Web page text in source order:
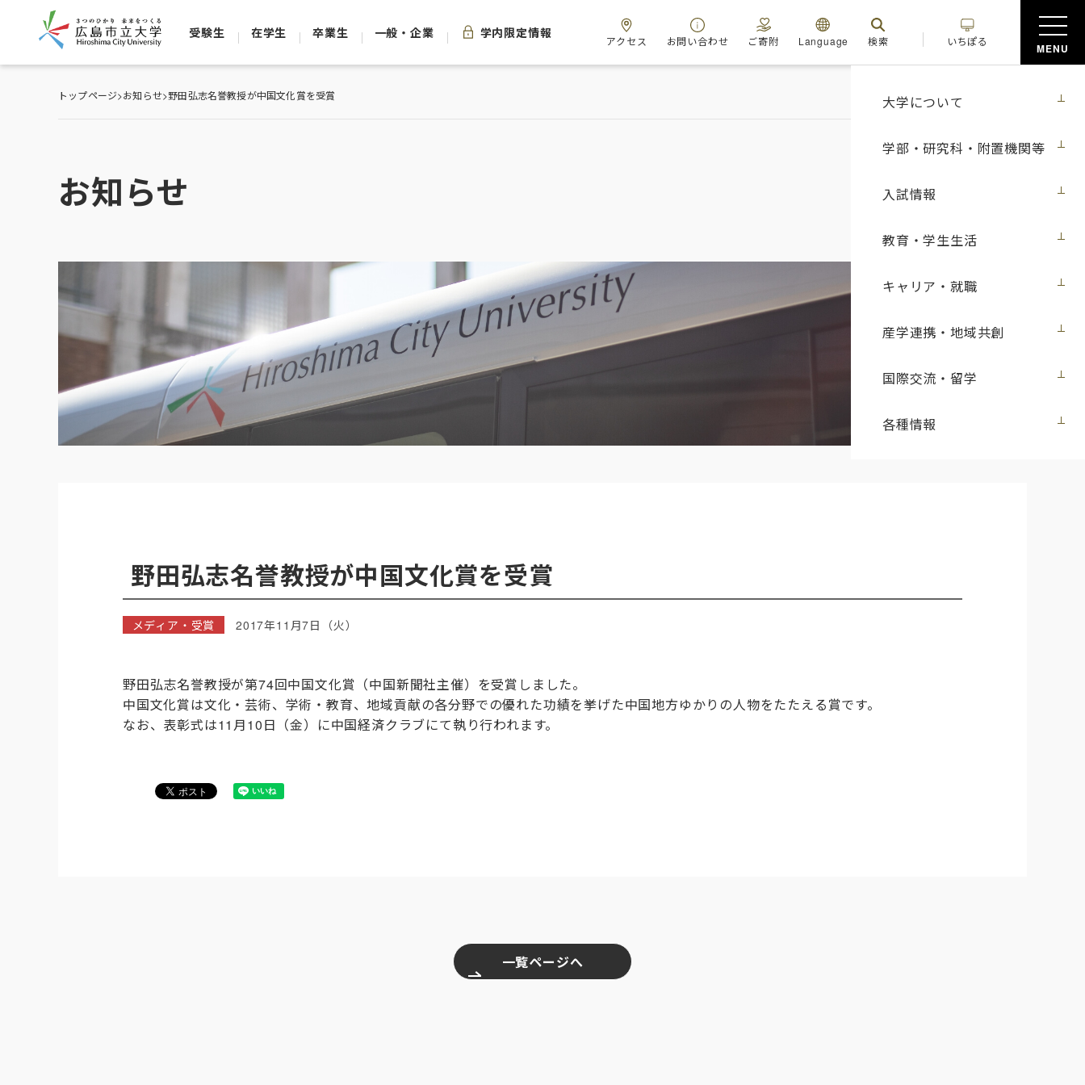
大学について
学部・研究科・附置機関等
入試情報
教育・学生生活
キャリア・就職
産学連携・地域共創
国際交流・留学
各種情報
受験生 在学生 卒業生 一般・企業 学内限定情報
アクセス お問い合わせ ご寄附 Language 検索 いちぽる
MENU
トップページ>お知らせ>野田弘志名誉教授が中国文化賞を受賞
お知らせ
野田弘志名誉教授が中国文化賞を受賞
メディア・受賞 2017年11月7日（火）
野田弘志名誉教授が第74回中国文化賞（中国新聞社主催）を受賞しました。
中国文化賞は文化・芸術、学術・教育、地域貢献の各分野での優れた功績を挙げた中国地方ゆかりの人物をたたえる賞です。
なお、表彰式は11月10日（金）に中国経済クラブにて執り行われます。
一覧ページへ